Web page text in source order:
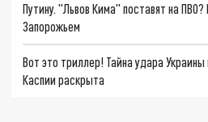
Путину. "Львов Кима" поставят на
Запорожьем
Вот это триллер! Тайна удара Украины
Каспии раскрыта